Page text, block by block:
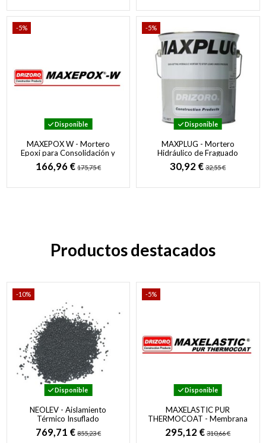
-5%
Disponible
MAXEPOX W - Mortero
Epoxi para Consolidación y
Restauración de Estructuras
de Madera
166,96 € 175,75 €
-5%
Disponible
MAXPLUG - Mortero
Hidráulico de Fraguado
Instantáneo para Vías de
Agua con Presión
30,92 €32,55 €
Productos destacados
-10%
Disponible
NEOLEV - Aislamiento
Térmico Insuflado
769,71 € 855,23 €
-5%
Disponible
MAXELASTIC PUR
THERMOCOAT - Membrana
elástica de poliuretano en
base agua para...
295,12 €310,66 €